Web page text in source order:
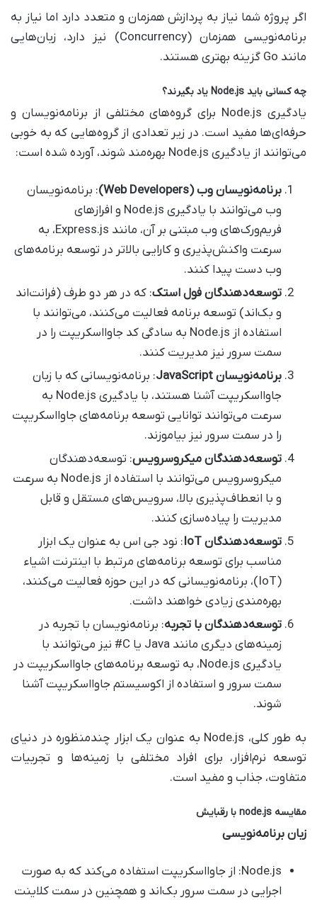
اگر پروژه شما نیاز به پردازش همزمان و متعدد دارد اما نیاز به
برنامه‌نویسی همزمان (Concurrency) نیز دارد، زبان‌هایی
مانند Go گزینه بهتری هستند.
چه کسانی باید یاد بگیرند؟
یادگیری Node.js برای گروه‌های مختلفی از برنامه‌نویسان و
حرفه‌ای‌ها مفید است. در زیر تعدادی از گروه‌هایی که به خوبی
می‌توانند از یادگیری Node.js بهره‌مند شوند، آورده شده است:
برنامه‌نویسان وب(Web Developers)
: برنامه‌نویسان
وب می‌توانند با یادگیری Node.js و افرازهای
فریم‌ورک‌های وب مبتنی بر آن، مانند Express.js، به
سرعت واکنش‌پذیری و کارایی بالاتر در توسعه برنامه‌های
وب دست پیدا کنند.
توسعه‌دهندگان فول استک: که در هر دو طرف (فرانت‌اند
و بک‌اند) توسعه برنامه فعالیت می‌کنند، می‌توانند با
استفاده از Node.js به سادگی کد جاوااسکریپت را در
سمت سرور نیز مدیریت کنند.
برنامه‌نویسان
: برنامه‌نویسانی که با زبان
جاوااسکریپت آشنا هستند، با یادگیری Node.js به
سرعت می‌توانند توانایی توسعه برنامه‌های جاوااسکریپت
را در سمت سرور نیز بیاموزند.
توسعه‌دهندگان میکروسرویس: توسعه‌دهندگان
میکروسرویس می‌توانند با استفاده از Node.js به سرعت
و با انعطاف‌پذیری بالا، سرویس‌های مستقل و قابل
مدیریت را پیاده‌سازی کنند.
توسعه‌دهندگان
: نود جی اس به عنوان یک ابزار
مناسب برای توسعه برنامه‌های مرتبط با اینترنت اشیاء
(IoT)، برنامه‌نویسانی که در این حوزه فعالیت می‌کنند،
بهره‌مندی زیادی خواهند داشت.
توسعه‌دهندگان با تجربه: برنامه‌نویسان با تجربه در
زمینه‌های دیگری مانند Java یا C# نیز می‌توانند با
یادگیری Node.js، به توسعه برنامه‌های جاوااسکریپت در
سمت سرور و استفاده از اکوسیستم جاوااسکریپت آشنا
شوند.
به طور کلی، Node.js به عنوان یک ابزار چندمنظوره در دنیای
توسعه نرم‌افزار، برای افراد مختلفی با زمینه‌ها و تجربیات
متفاوت، جذاب و مفید است.
مقایسه با رقبایش
زبان برنامه‌نویسی
Node.js: از جاوااسکریپت استفاده می‌کند که به صورت
اجرایی در سمت سرور بک‌اند و همچنین در سمت کلاینت